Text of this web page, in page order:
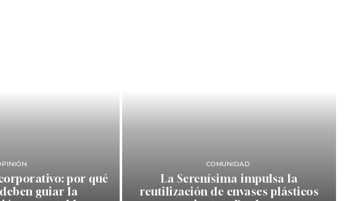
por qué
guiar la
COMUNIDAD
La Serenísima impulsa la
reutilización de envases plásticos